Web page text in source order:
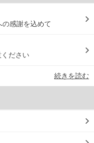
の感謝を込めて
ください
続きを読む